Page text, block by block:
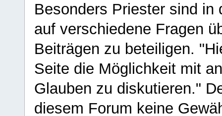
Besonders Priester sind in
auf verschiedene Fragen
Beiträgen zu beteiligen.
Seite die Möglichkeit mit
Glauben zu diskutieren."
diesem Forum keine